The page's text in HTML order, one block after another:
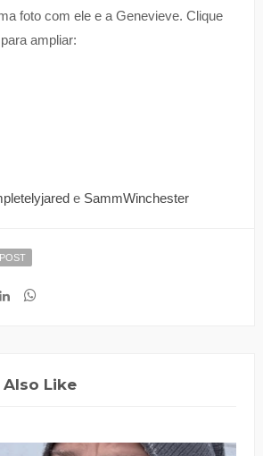
foto com ele e a Genevieve. Clique
ampliar:
e SammWinchester
POST
Like